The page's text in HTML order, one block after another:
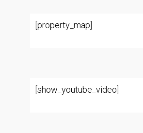
[property_map]
[show_youtube_video]